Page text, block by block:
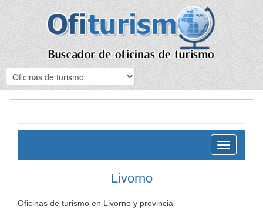
Toggle
navigation
Livorno
Oficinas de turismo en Livorno y provincia